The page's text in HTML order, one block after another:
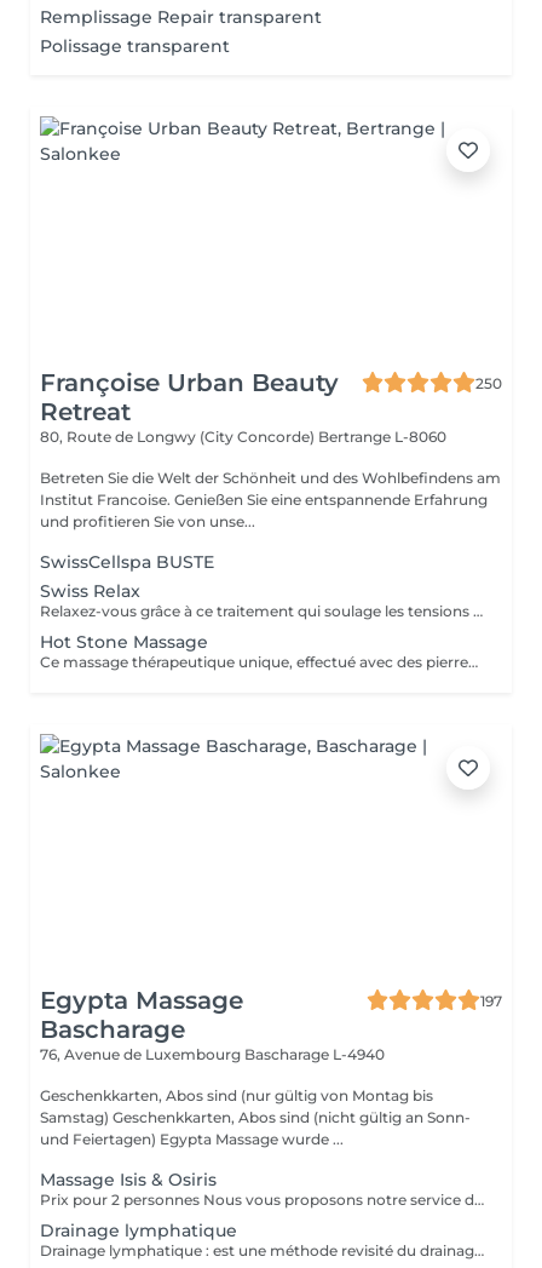
Remplissage Repair transparent
Polissage transparent
Françoise Urban Beauty
Retreat
250
80, Route de Longwy (City Concorde) Bertrange L-8060
Betreten Sie die Welt der Schönheit und des Wohlbefindens am
Institut Francoise. Genießen Sie eine entspannende Erfahrung
und profitieren Sie von unse...
SwissCellspa BUSTE
Swiss Relax
Relaxez-vous grâce à ce traitement qui soulage les tensions pour un dos parfaitement détendu.
Hot Stone Massage
Ce massage thérapeutique unique, effectué avec des pierres de lave, rend un bon équilibre de l'énergie. Son effet est plus profond et dure plus longtemps que celui d'un massage classique.
Egypta Massage
Bascharage
197
76, Avenue de Luxembourg Bascharage L-4940
Geschenkkarten, Abos sind (nur gültig von Montag bis
Samstag) Geschenkkarten, Abos sind (nicht gültig an Sonn-
und Feiertagen) Egypta Massage wurde ...
Massage Isis & Osiris
Prix pour 2 personnes Nous vous proposons notre service de massage pour couples. Le massage en couple vous permet de profiter de notre massothérapie en compagnie de votre conjoint dans une seule pièce. Cela permettrait aux couples d'en profiter doublement. Le couple bénéficie d'un moment en or pour renouer avec l'autre et ils peuvent apprendre comment prendre soin l'un de l'autre ou se mettre à l'aise mutuellement.
Drainage lymphatique
Drainage lymphatique : est une méthode revisité du drainage lymphatique traditionnel qui permet d'obtenir des résultats plus rapides et visuels impressionnants.